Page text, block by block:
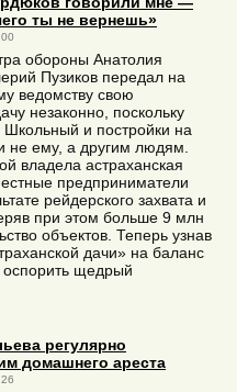
ты не вернешь»
обороны Анатолия
Пузиков передал на
ведомству свою
незаконно, поскольку
Школьный и постройки на
не ему, а другим людям.
владела астраханская
предприниматели
рейдерского захвата и
при этом больше 9 млн
объектов. Теперь узнав
дачи» на баланс
щедрый
регулярно
домашнего ареста